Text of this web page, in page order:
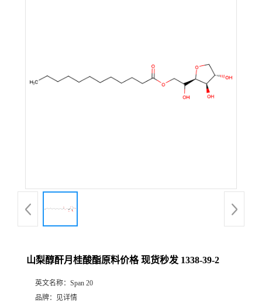
山梨醇酐月桂酸酯原料价格 现货秒发 1338-39-2
英文名称： Span 20
品牌：
见详情